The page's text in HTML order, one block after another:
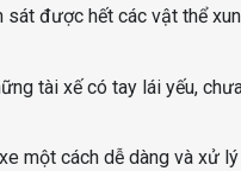
được hết các vật thể
tài xế có tay lái yếu,
một cách dễ dàng và xử